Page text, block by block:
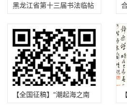
黑龙江省第十三届书法临帖
展征稿启事（2025年8月31
日截稿）
【全国征稿】“潮起海之南